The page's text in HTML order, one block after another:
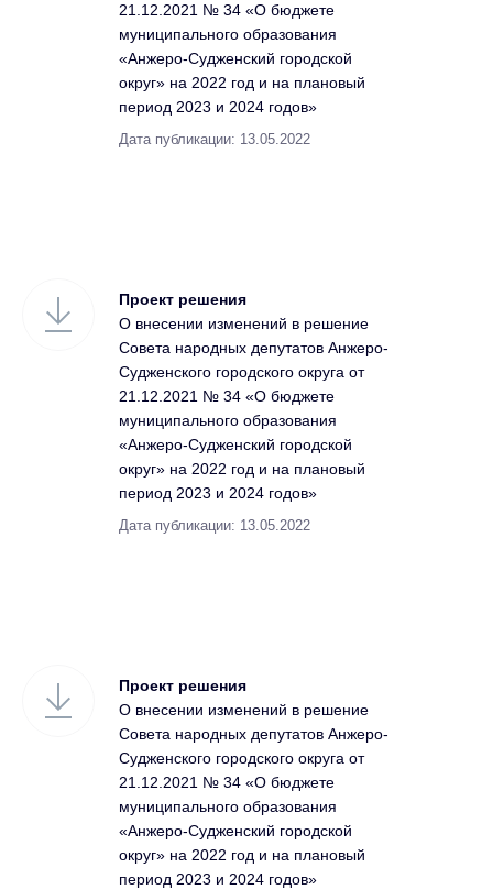
21.12.2021 № 34 «О бюджете
муниципального образования
«Анжеро-Судженский городской
округ» на 2022 год и на плановый
период 2023 и 2024 годов»
Дата публикации: 13.05.2022
Проект решения
О внесении изменений в решение
Совета народных депутатов Анжеро-
Судженского городского округа от
21.12.2021 № 34 «О бюджете
муниципального образования
«Анжеро-Судженский городской
округ» на 2022 год и на плановый
период 2023 и 2024 годов»
Дата публикации: 13.05.2022
Проект решения
О внесении изменений в решение
Совета народных депутатов Анжеро-
Судженского городского округа от
21.12.2021 № 34 «О бюджете
муниципального образования
«Анжеро-Судженский городской
округ» на 2022 год и на плановый
период 2023 и 2024 годов»